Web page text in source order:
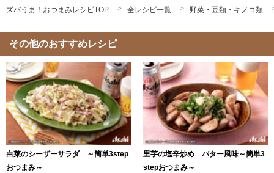
ズバうま！おつまみレシピTOP
全レシピ一覧 野菜・豆類・キノコ類
その他のおすすめレシピ
白菜のシーザーサラダ ～簡単3step
おつまみ～
里芋の塩辛炒め バター風味～簡単3
stepおつまみ～